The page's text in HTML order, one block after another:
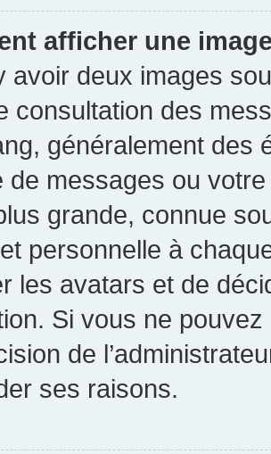
afficher une
avoir deux images
consultation des
généralement des
de messages ou
grande, connue
personnelle à
les avatars et de
Si vous ne pouvez
de
ses raisons.